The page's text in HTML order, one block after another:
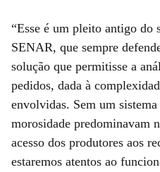
“Esse é um pleito antigo do
SENAR, que sempre
solução que permitisse a
pedidos, dada à
envolvidas. Sem um
morosidade predominavam
acesso dos produtores aos
estaremos atentos ao